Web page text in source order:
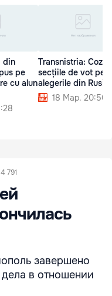
din
pe
cu alun
Transnistria: Cozi
secțiile de vot
alegerile din Rusia
18 Мар. 20:50
4 791
завершено
в отношении